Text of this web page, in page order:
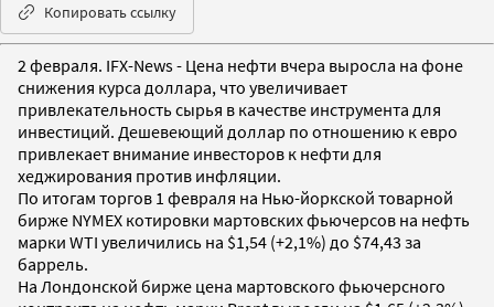
Копировать ссылку
2 февраля. IFX-News - Цена нефти вчера выросла на фоне
снижения курса доллара, что увеличивает
привлекательность сырья в качестве инструмента для
инвестиций. Дешевеющий доллар по отношению к евро
привлекает внимание инвесторов к нефти для
хеджирования против инфляции.
По итогам торгов 1 февраля на Нью-йоркской товарной
бирже NYMEX котировки мартовских фьючерсов на нефть
марки WTI увеличились на $1,54 (+2,1%) до $74,43 за
баррель.
На Лондонской бирже цена мартовского фьючерсного